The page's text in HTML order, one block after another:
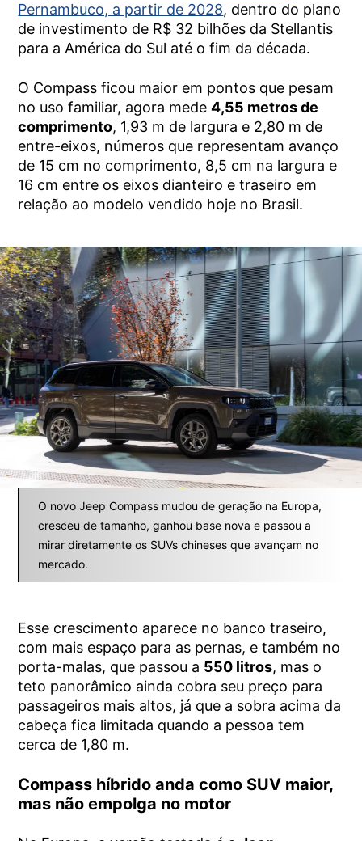
Pernambuco, a partir de 2028, dentro do plano
de investimento de R$ 32 bilhões da Stellantis
para a América do Sul até o fim da década.
O Compass ficou maior em pontos que pesam
no uso familiar, agora mede4,55 metros de
comprimento, 1,93 m de largura e 2,80 m de
entre-eixos, números que representam avanço
de 15 cm no comprimento, 8,5 cm na largura e
16 cm entre os eixos dianteiro e traseiro em
relação ao modelo vendido hoje no Brasil.
O novo Jeep Compass mudou de geração na Europa,
cresceu de tamanho, ganhou base nova e passou a
mirar diretamente os SUVs chineses que avançam no
mercado.
Esse crescimento aparece no banco traseiro,
com mais espaço para as pernas, e também no
porta-malas, que passou a 550 litros, mas o
teto panorâmico ainda cobra seu preço para
passageiros mais altos, já que a sobra acima da
cabeça fica limitada quando a pessoa tem
cerca de 1,80 m.
Compass híbrido anda como SUV maior,
mas não empolga no motor